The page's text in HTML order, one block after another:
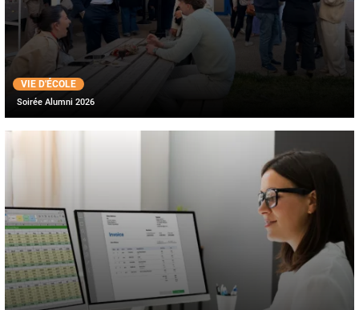
VIE D'ÉCOLE
Soirée Alumni 2026